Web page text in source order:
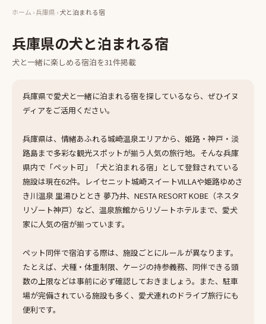
ホーム ›兵庫県›犬と泊まれる宿
兵庫県の犬と泊まれる宿
犬と一緒に楽しめる宿泊を31件掲載
兵庫県で愛犬と一緒に泊まれる宿を探しているなら、ぜひイヌ
ディアをご活用ください。
兵庫県は、情緒あふれる城崎温泉エリアから、姫路・神戸・淡
路島まで多彩な観光スポットが揃う人気の旅行地。そんな兵庫
県内で「ペット可」「犬と泊まれる宿」として登録されている
施設は現在62件。レイセニット城崎スイートVILLAや姫路ゆめさ
き川温泉 里湯ひととき 夢乃井、NESTA RESORT KOBE（ネスタ
リゾート神戸）など、温泉旅館からリゾートホテルまで、愛犬
家に人気の宿が揃っています。
ペット同伴で宿泊する際は、施設ごとにルールが異なります。
たとえば、犬種・体重制限、ケージの持参義務、同伴できる頭
数の上限などは事前に必ず確認しておきましょう。また、駐車
場が完備されている施設も多く、愛犬連れのドライブ旅行にも
便利です。